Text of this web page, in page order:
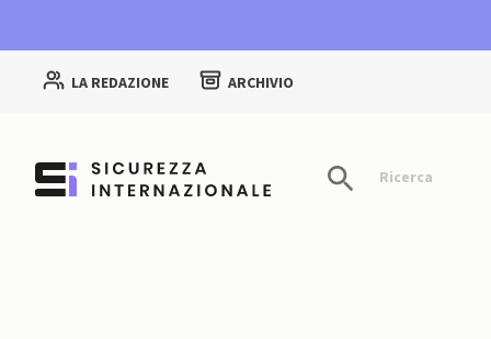
LA REDAZIONE ARCHIVIO
Ricerca